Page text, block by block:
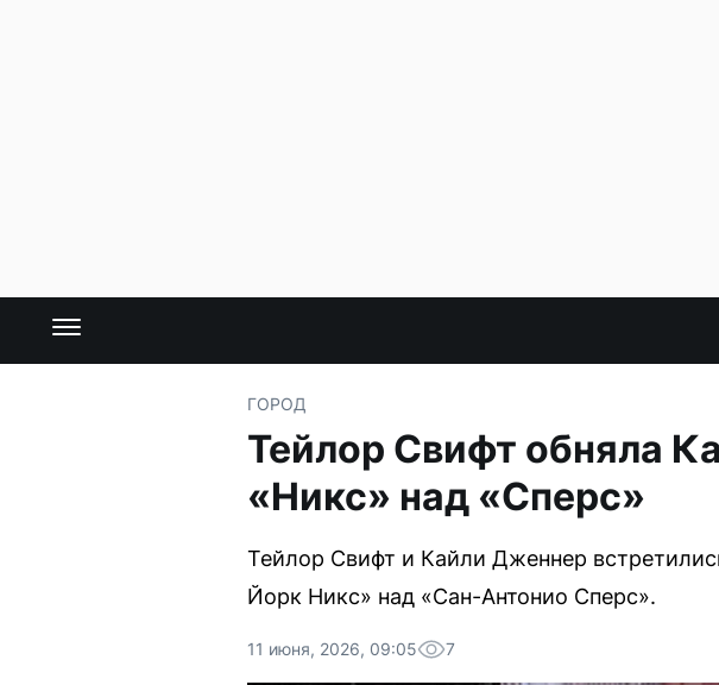
ГОРОД
Тейлор Свифт обняла
«Никс» над «Сперс»
Тейлор Свифт и Кайли Дженнер
Йорк Никс» над «Сан-Антонио Сперс».
11 июня, 2026, 09:05 7